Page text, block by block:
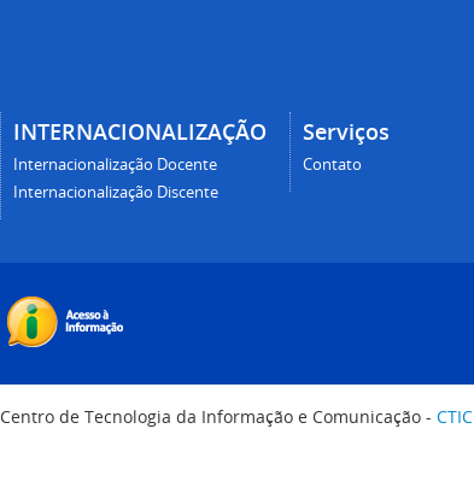
INTERNACIONALIZAÇÃO
Internacionalização Docente
Internacionalização Discente
Serviços
Contato
Centro de Tecnologia da Informação e Comunicação - CTIC